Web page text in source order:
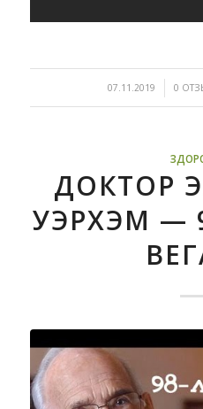
07.11.2019
/ 0
/
ДОКТОР
УЭРХЭМ —